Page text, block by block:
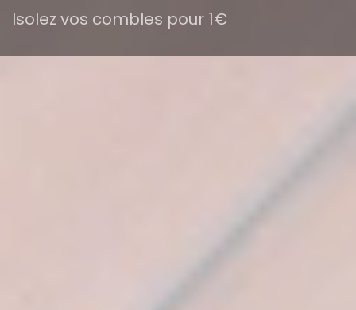
Isolez vos combles pour 1€